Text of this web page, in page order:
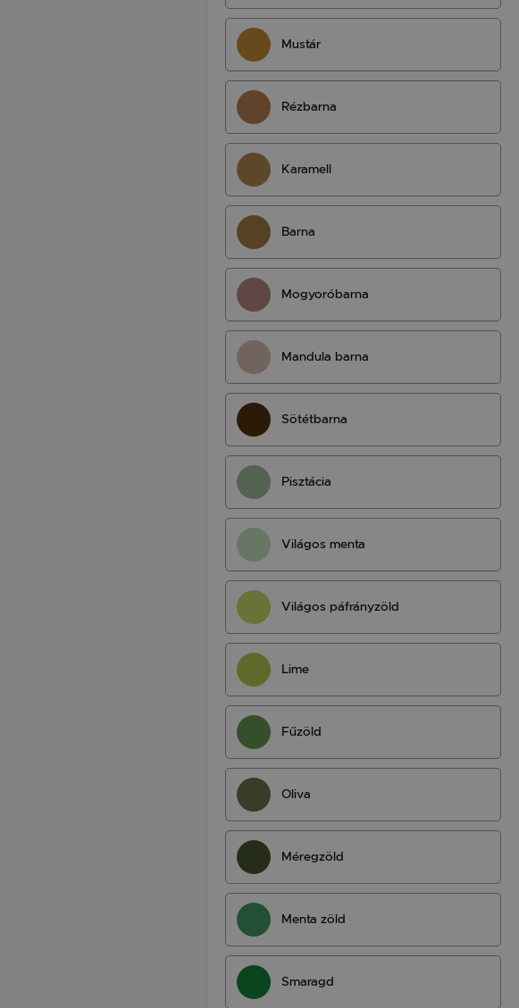
Mustár
Rézbarna
Karamell
Barna
Mogyoróbarna
Mandula barna
Sötétbarna
Pisztácia
Világos menta
Világos páfrányzöld
Lime
Fűzöld
Oliva
Méregzöld
Menta zöld
Smaragd